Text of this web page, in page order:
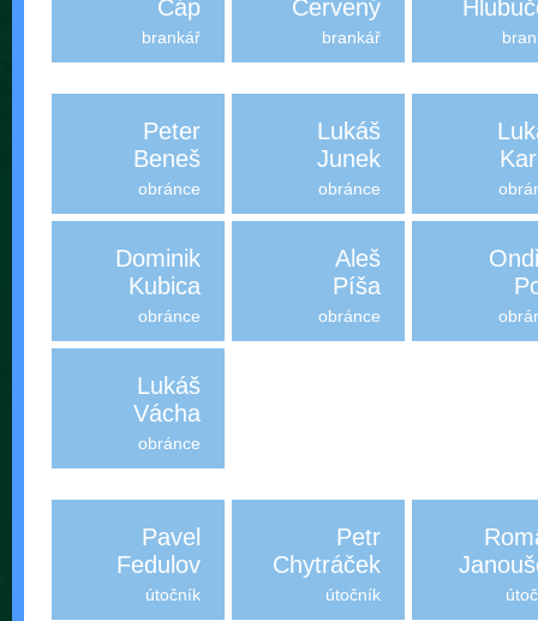
Čáp
brankář
Červený
brankář
Peter
Beneš
obránce
Lukáš
Junek
obránce
Dominik
Kubica
obránce
Aleš
Píša
obránce
Lukáš
Vácha
obránce
Pavel
Fedulov
útočník
Petr
Chytráček
útočník